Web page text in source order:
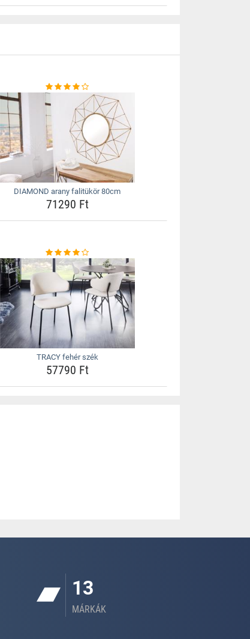
DIAMOND arany falitükör 80cm
71290 Ft
TRACY fehér szék
57790 Ft
13
MÁRKÁK